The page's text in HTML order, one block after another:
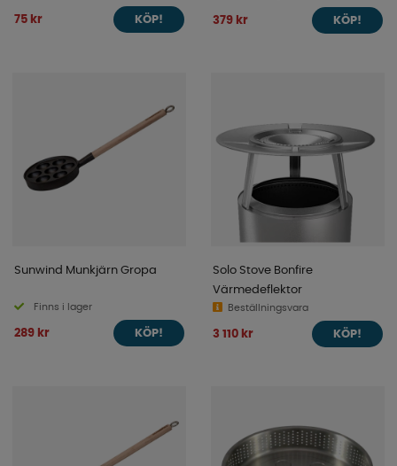
75 kr KÖP! 379 kr KÖP!
Sunwind Munkjärn Gropa
Finns i lager
289 kr KÖP!
Solo Stove Bonfire
Värmedeflektor
Beställningsvara
3 110 kr KÖP!